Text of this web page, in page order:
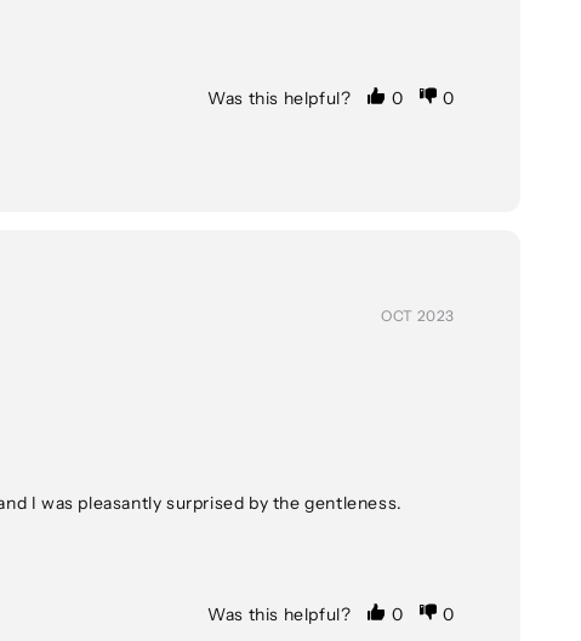
Was this helpful? 0 0
OCT 2023
I was pleasantly surprised by the gentleness.
Was this helpful? 0 0